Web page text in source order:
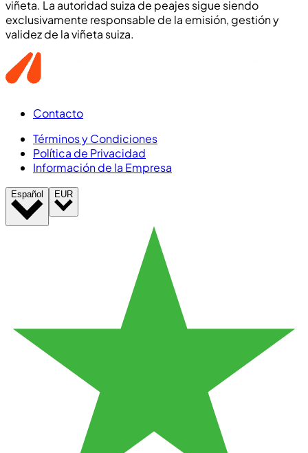
viñeta. La autoridad suiza de peajes sigue siendo
exclusivamente responsable de la emisión, gestión y
validez de la viñeta suiza.
Contacto
Términos y Condiciones
Política de Privacidad
Información de la Empresa
Español EUR